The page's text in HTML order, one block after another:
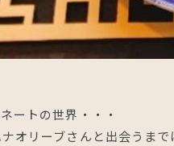
ートの世界・・・
オリーブさんと出会うま